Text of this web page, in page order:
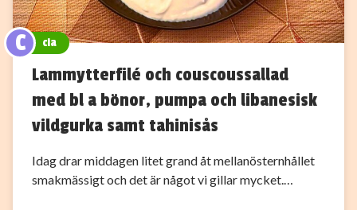
C cia
Lammytterfilé och couscoussallad
med bl a bönor, pumpa och libanesisk
vildgurka samt tahinisås
Idag drar middagen litet grand åt mellanösternhållet
smakmässigt och det är något vi gillar mycket.…